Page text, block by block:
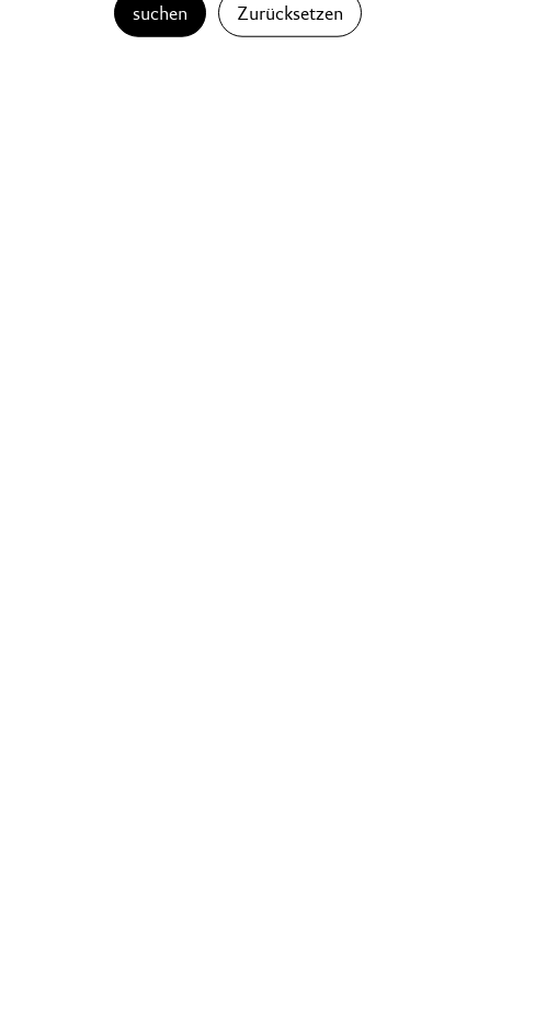
suchen Zurücksetzen